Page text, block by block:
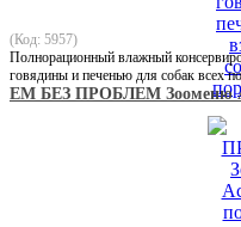
(Код: 5957)
Полнорационный влажный
говядины и печенью для собак всех
ЕМ БЕЗ ПРОБЛЕМ Зооменю